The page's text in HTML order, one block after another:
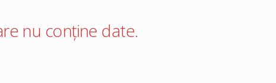
nu conține date.